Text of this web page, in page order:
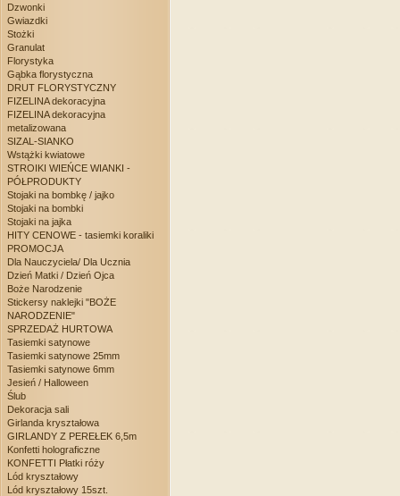
Dzwonki
Gwiazdki
Stożki
Granulat
Florystyka
Gąbka florystyczna
DRUT FLORYSTYCZNY
FIZELINA dekoracyjna
FIZELINA dekoracyjna
metalizowana
SIZAL-SIANKO
Wstążki kwiatowe
STROIKI WIEŃCE WIANKI -
PÓŁPRODUKTY
Stojaki na bombkę / jajko
Stojaki na bombki
Stojaki na jajka
HITY CENOWE - tasiemki koraliki
PROMOCJA
Dla Nauczyciela/ Dla Ucznia
Dzień Matki / Dzień Ojca
Boże Narodzenie
Stickersy naklejki "BOŻE
NARODZENIE"
SPRZEDAŻ HURTOWA
Tasiemki satynowe
Tasiemki satynowe 25mm
Tasiemki satynowe 6mm
Jesień / Halloween
Ślub
Dekoracja sali
Girlanda kryształowa
GIRLANDY Z PEREŁEK 6,5m
Konfetti holograficzne
KONFETTI Płatki róży
Lód kryształowy
Lód kryształowy 15szt.